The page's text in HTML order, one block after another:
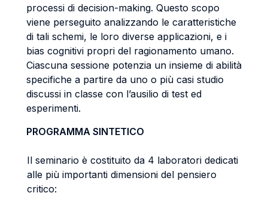
processi di decision-making. Questo scopo
viene perseguito analizzando le caratteristiche
di tali schemi, le loro diverse applicazioni, e i
bias cognitivi propri del ragionamento umano.
Ciascuna sessione potenzia un insieme di abilità
specifiche a partire da uno o più casi studio
discussi in classe con l’ausilio di test ed
esperimenti.
PROGRAMMA SINTETICO
Il seminario è costituito da 4 laboratori dedicati
alle più importanti dimensioni del pensiero
critico: